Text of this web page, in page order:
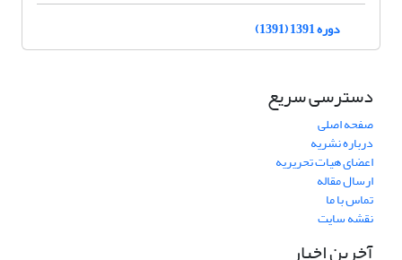
دوره 1391 (1391)
دسترسی سریع
صفحه اصلی
درباره نشریه
اعضای هیات تحریریه
ارسال مقاله
تماس با ما
نقشه سایت
آخرین اخبار